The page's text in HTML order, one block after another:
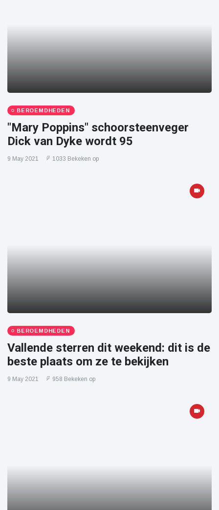
BEROEMDHEDEN
"Mary Poppins" schoorsteenveger
Dick van Dyke wordt 95
9 May 2021 1033 Bekeken op
BEROEMDHEDEN
Vallende sterren dit weekend: dit is de
beste plaats om ze te bekijken
9 May 2021 958 Bekeken op